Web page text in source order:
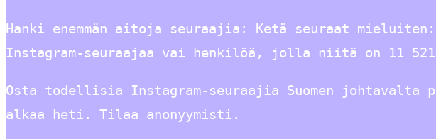
Hanki enemmän aitoja seuraajia: Ketä seuraat
Instagram-seuraajaa vai henkilöä, jolla niitä on 11
Osta todellisia Instagram-seuraajia Suomen
alkaa heti. Tilaa anonyymisti.